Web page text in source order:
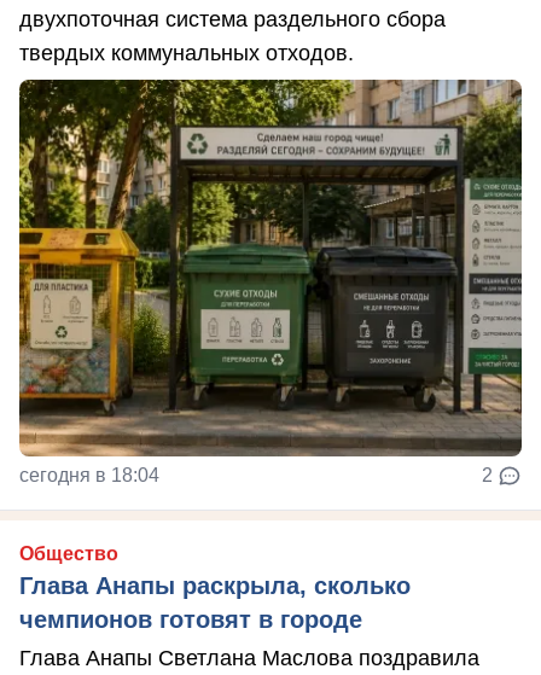
двухпоточная система раздельного сбора
твердых коммунальных отходов.
сегодня в 18:04 2
Общество
Глава Анапы раскрыла, сколько
чемпионов готовят в городе
Глава Анапы Светлана Маслова поздравила